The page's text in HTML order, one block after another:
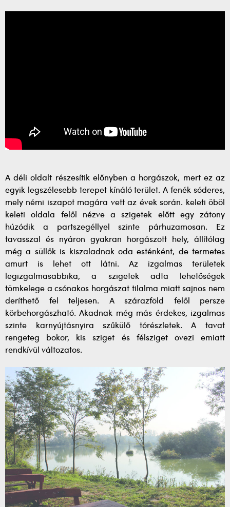
A déli oldalt részesítik előnyben a horgászok, mert ez az
egyik legszélesebb terepet kínáló terület. A fenék sóderes,
mely némi iszapot magára vett az évek során. keleti öböl
keleti oldala felől nézve a szigetek előtt egy zátony
húzódik a partszegéllyel szinte párhuzamosan. Ez
tavasszal és nyáron gyakran horgászott hely, állítólag
még a süllők is kiszaladnak oda esténként, de termetes
amurt is lehet ott látni. Az izgalmas területek
legizgalmasabbika, a szigetek adta lehetőségek
tömkelege a csónakos horgászat tilalma miatt sajnos nem
deríthető fel teljesen. A szárazföld felől persze
körbehorgászható. Akadnak még más érdekes, izgalmas
szinte karnyújtásnyira szűkülő tórészletek. A tavat
rengeteg bokor, kis sziget és félsziget övezi emiatt
rendkívül változatos.